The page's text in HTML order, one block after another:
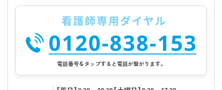
条件を
クリア
検索する
電話番号をタップすると電話が繋がります。